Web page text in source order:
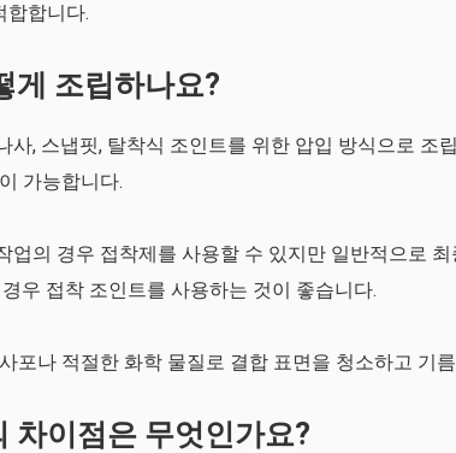
합합니다.
게 조립하나요?
사, 스냅핏, 탈착식 조인트를 위한 압입 방식으로 조
가능합니다.
업의 경우 접착제를 사용할 수 있지만 일반적으로
우 접착 조인트를 사용하는 것이 좋습니다.
포나 적절한 화학 물질로 결합 표면을 청소하고 기
차이점은 무엇인가요?